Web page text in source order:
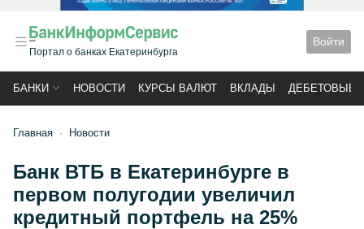
Портал о банках Екатеринбурга
Войти
БАНКИ НОВОСТИ КУРСЫ ВАЛЮТ ВКЛАДЫ ДЕБЕТОВЫЕ
Главная Новости
Банк ВТБ в Екатеринбурге в
первом полугодии увеличил
кредитный портфель на 25%